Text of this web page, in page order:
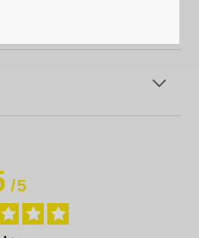
/5